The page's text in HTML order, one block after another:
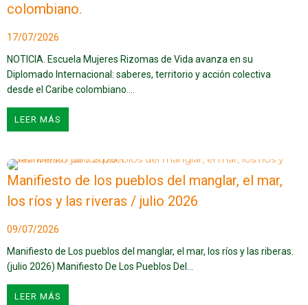
colombiano.
17/07/2026
NOTICIA. Escuela Mujeres Rizomas de Vida avanza en su
Diplomado Internacional: saberes, territorio y acción colectiva
desde el Caribe colombiano.…
LEER MÁS
Manifiesto de los pueblos del manglar, el mar,
los ríos y las riveras / julio 2026
09/07/2026
Manifiesto de Los pueblos del manglar, el mar, los ríos y las riberas.
(julio 2026) Manifiesto De Los Pueblos Del…
LEER MÁS